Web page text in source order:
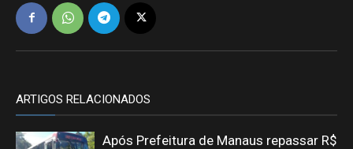
ARTIGOS RELACIONADOS
Após Prefeitura de Manaus repassar R$